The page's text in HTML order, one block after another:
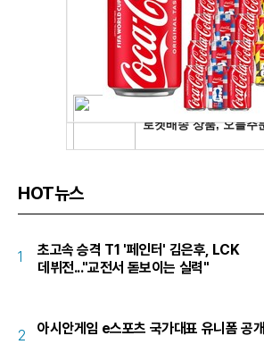
HOT뉴스
1
초고속 승격 T1 '페인터' 김은후, LCK
데뷔전..."교전서 돋보이는 실력"
2 아시안게임 e스포츠 국가대표 유니폼 공개